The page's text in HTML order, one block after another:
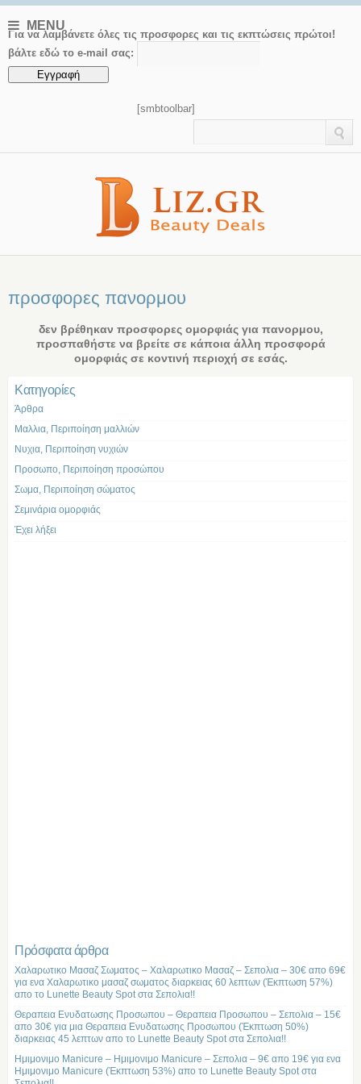
MENU
Για να λαμβάνετε όλες τις προσφορες και τις εκπτώσεις πρώτοι!
βάλτε εδώ το e-mail σας:
[smbtoolbar]
προσφορες πανορμου
δεν βρέθηκαν προσφορες ομορφιάς για πανορμου,
προσπαθήστε να βρείτε σε κάποια άλλη προσφορά
ομορφιάς σε κοντινή περιοχή σε εσάς.
Kατηγορίες
Άρθρα
Μαλλια, Περιποίηση μαλλιών
Νυχια, Περιποίηση νυχιών
Προσωπο, Περιποίηση προσώπου
Σωμα, Περιποίηση σώματος
Σεμινάρια ομορφιάς
Έχει λήξει
Πρόσφατα άρθρα
Χαλαρωτικο Μασαζ Σωματος – Χαλαρωτικο Μασαζ – Σεπολια – 30€ απο 69€
για ενα Χαλαρωτικο μασαζ σωματος διαρκειας 60 λεπτων (Έκπτωση 57%)
απο το Lunette Beauty Spot στα Σεπολια!!
Θεραπεια Ενυδατωσης Προσωπου – Θεραπεια Προσωπου – Σεπολια – 15€
απο 30€ για μια Θεραπεια Ενυδατωσης Προσωπου (Έκπτωση 50%)
διαρκειας 45 λεπτων απο το Lunette Beauty Spot στα Σεπολια!!
Ημιμονιμο Manicure – Ημιμονιμο Manicure – Σεπολια – 9€ απο 19€ για ενα
Ημιμονιμο Manicure (Έκπτωση 53%) απο το Lunette Beauty Spot στα